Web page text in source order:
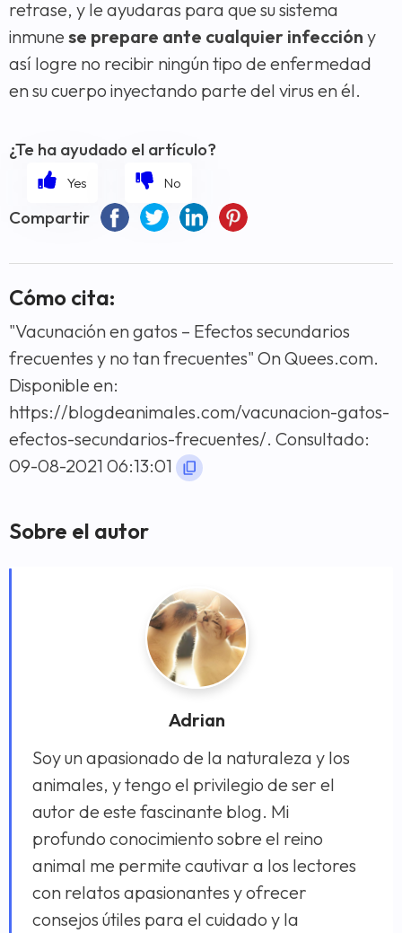
retrase, y le ayudaras para que su sistema
inmune se prepare ante cualquier infección y
así logre no recibir ningún tipo de enfermedad
en su cuerpo inyectando parte del virus en él.
¿Te ha ayudado el artículo?
Compartir
Cómo cita:
"Vacunación en gatos – Efectos secundarios
frecuentes y no tan frecuentes" On Quees.com.
Disponible en:
https://blogdeanimales.com/vacunacion-gatos-
efectos-secundarios-frecuentes/. Consultado:
09-08-2021 06:13:01
Sobre el autor
Adrian
Soy un apasionado de la naturaleza y los
animales, y tengo el privilegio de ser el
autor de este fascinante blog. Mi
profundo conocimiento sobre el reino
animal me permite cautivar a los lectores
con relatos apasionantes y ofrecer
consejos útiles para el cuidado y la